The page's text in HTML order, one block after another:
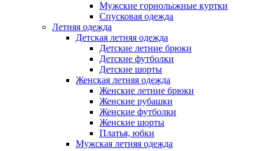
Мужские горнолыжные куртки
Спусковая одежда
Летняя одежда
Детская летняя одежда
Детские летние брюки
Детские футболки
Детские шорты
Женская летняя одежда
Женские летние брюки
Женские рубашки
Женские футболки
Женские шорты
Платья, юбки
Мужская летняя одежда